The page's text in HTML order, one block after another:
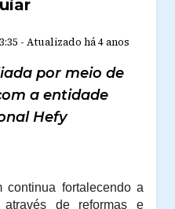
- Atualizado há 4 anos
por meio de
a entidade
Hefy
continua fortalecendo a
de reformas e